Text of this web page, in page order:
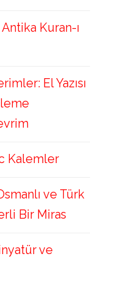
Kuran-ı
El Yazısı
Kalemler
ve Türk
Bir Miras
ve